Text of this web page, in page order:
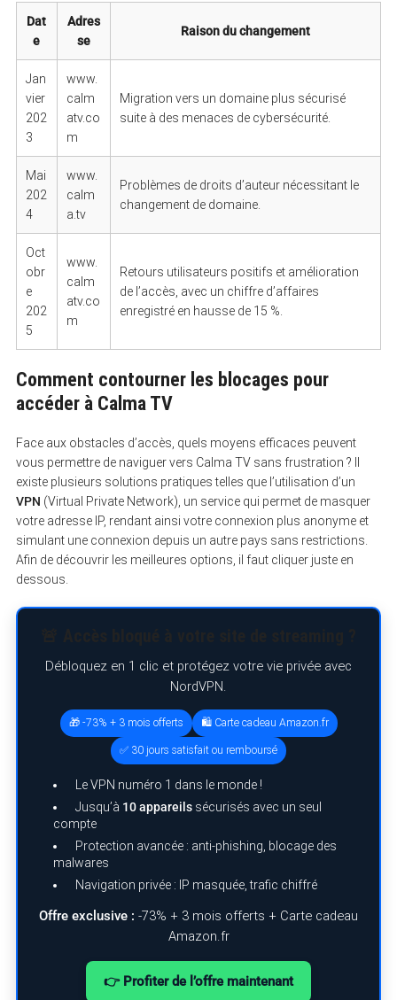
Dat
e
Adres
se
Raison du changement
Jan
vier
202
3
www.
calm
atv.co
m
Migration vers un domaine plus sécurisé
suite à des menaces de cybersécurité.
Mai
202
4
www.
calm
a.tv
Problèmes de droits d’auteur nécessitant le
changement de domaine.
Oct
obr
e
202
5
www.
calm
atv.co
m
Retours utilisateurs positifs et amélioration
de l’accès, avec un chiffre d’affaires
enregistré en hausse de 15 %.
Comment contourner les blocages pour
accéder à Calma TV
Face aux obstacles d’accès, quels moyens efficaces peuvent
vous permettre de naviguer vers Calma TV sans frustration ? Il
existe plusieurs solutions pratiques telles que l’utilisation d’un
VPN (Virtual Private Network), un service qui permet de masquer
votre adresse IP, rendant ainsi votre connexion plus anonyme et
simulant une connexion depuis un autre pays sans restrictions.
Afin de découvrir les meilleures options, il faut cliquer juste en
dessous.
Débloquez en 1 clic et protégez votre vie privée avec
NordVPN.
🎁 -73% + 3 mois offerts 🛍️ Carte cadeau Amazon.fr
✅ 30 jours satisfait ou remboursé
Le VPN numéro 1 dans le monde !
Jusqu’à 10 appareilssécurisés avec un seul
compte
Protection avancée : anti-phishing, blocage des
malwares
Navigation privée : IP masquée, trafic chiffré
Offre exclusive : -73% + 3 mois offerts + Carte cadeau
Amazon.fr
👉 Profiter de l’offre maintenant
o